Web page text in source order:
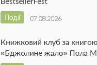
07.08.2026
Події
Книжковий клуб за книгою
«Бджолине жало» Пола